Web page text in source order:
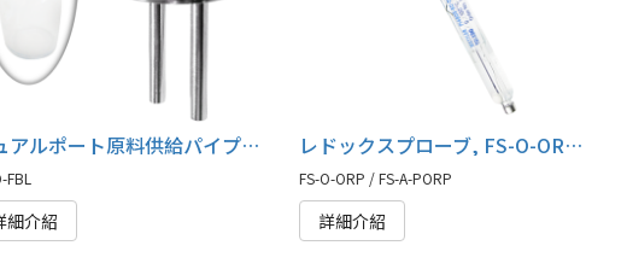
デュアルポート原料供給パイプ, FS-O-FBL
FBL
細介紹
レドックスプローブ, FS-O-ORP / FS-A-PORP
FS-O-ORP / FS-A-PORP
詳細介紹